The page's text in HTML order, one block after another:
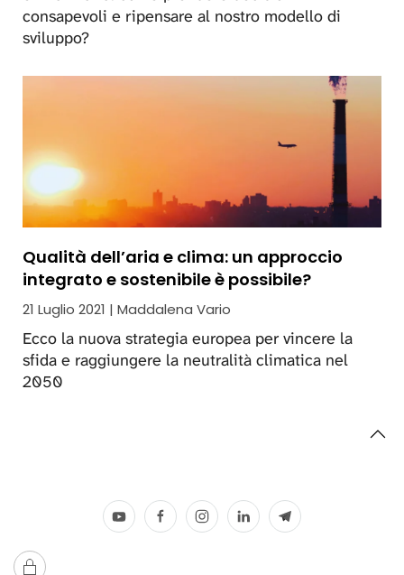
consapevoli e ripensare al nostro modello di
sviluppo?
Qualità dell’aria e clima: un approccio
integrato e sostenibile è possibile?
21 Luglio 2021 | Maddalena Vario
Ecco la nuova strategia europea per vincere la
sfida e raggiungere la neutralità climatica nel
2050